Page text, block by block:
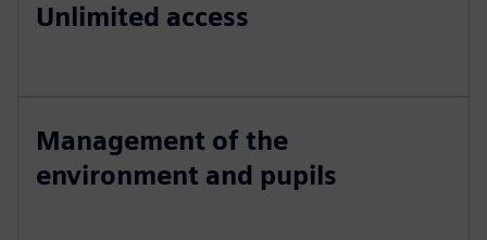
Unlimited access
Management of the
environment and pupils